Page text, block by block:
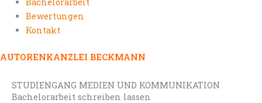
Bewertungen
Kontakt
AUTORENKANZLEI BECKMANN
STUDIENGANG MEDIEN UND KOMMUNIKATION
Bachelorarbeit schreiben lassen